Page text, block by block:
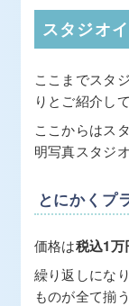
スタジオ
ここまでスタ
りとご紹介し
ここからはス
明写真スタジ
とにかくプ
価格は税込1万
繰り返しにな
ものが全て揃